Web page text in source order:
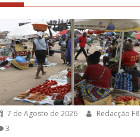
7 de Agosto de 2026
Redacção F8
3